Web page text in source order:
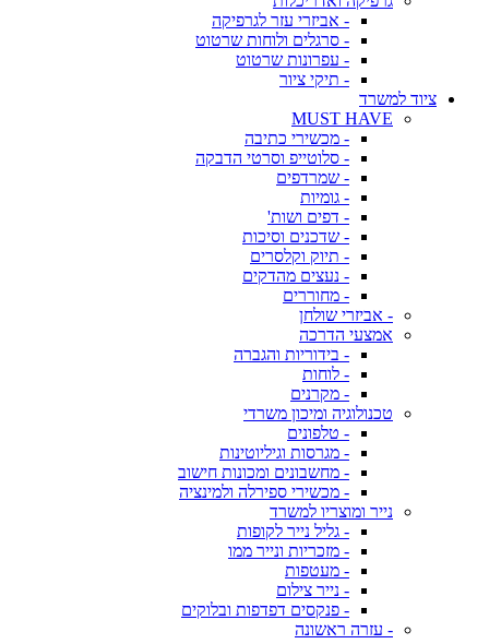
- אביזרי עזר לגרפיקה
- סרגלים ולוחות שרטוט
- עפרונות שרטוט
- תיקי ציור
ציוד למשרד
MUST HAVE
- מכשירי כתיבה
- סלוטייפ וסרטי הדבקה
- שמרדפים
- גומיות
- דפים ושות'
- שדכנים וסיכות
- תיוק וקלסרים
- נעצים מהדקים
- מחוררים
- אביזרי שולחן
אמצעי הדרכה
- בידוריות והגברה
- לוחות
- מקרנים
טכנולוגיה ומיכון משרדי
- טלפונים
- מגרסות וגיליוטינות
- מחשבונים ומכונות חישוב
- מכשירי ספירלה ולמינציה
נייר ומוצריו למשרד
- גליל נייר לקופות
- מזכריות ונייר ממו
- מעטפות
- נייר צילום
- פנקסים דפדפות ובלוקים
- עזרה ראשונה